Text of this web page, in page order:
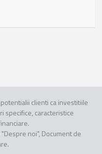
clienti ca investitiile
specifice, caracteristice
noi", Document de